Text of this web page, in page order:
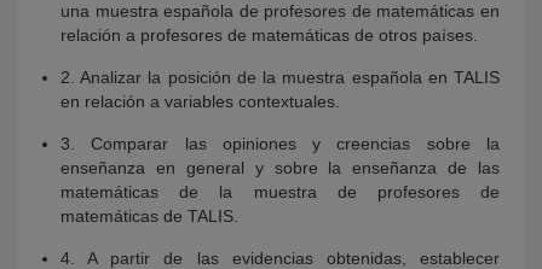
una muestra española de profesores de matemáticas en
relación a profesores de matemáticas de otros países.
2. Analizar la posición de la muestra española en TALIS
en relación a variables contextuales.
3. Comparar las opiniones y creencias sobre la
enseñanza en general y sobre la enseñanza de las
matemáticas de la muestra de profesores de
matemáticas de TALIS.
4. A partir de las evidencias obtenidas, establecer